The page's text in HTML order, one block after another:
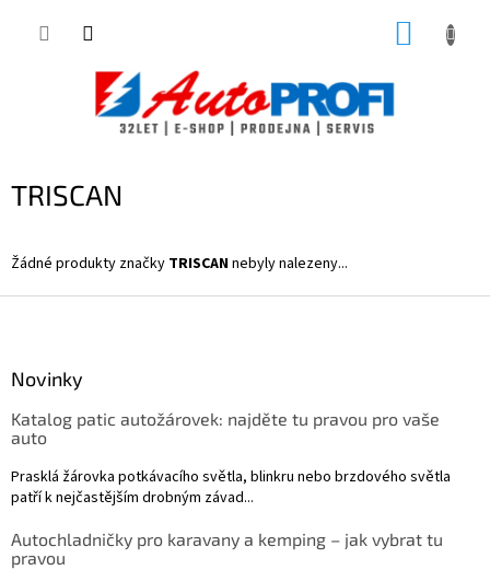
TRISCAN
Žádné produkty značky TRISCANnebyly nalezeny...
Novinky
Katalog patic autožárovek: najděte tu pravou pro vaše
auto
Prasklá žárovka potkávacího světla, blinkru nebo brzdového světla
patří k nejčastějším drobným závad...
Autochladničky pro karavany a kemping – jak vybrat tu
pravou